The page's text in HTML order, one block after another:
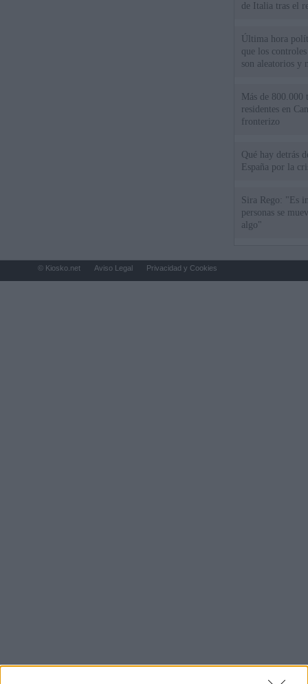
de Italia tras el
Última hora
que los
son aleatorios y
Más de 800.000
residentes en
fronterizo
Qué hay detrás
España por la
Sira Rego: "Es
personas se
algo"
© Kiosko.net Aviso Legal Privacidad y Cookies